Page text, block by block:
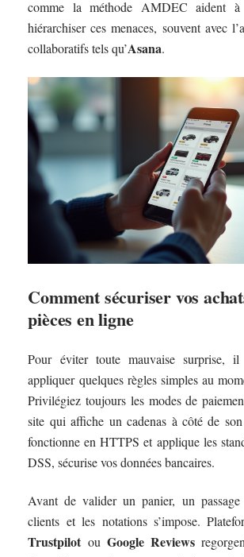
comme la méthode AMDEC aident
hiérarchiser ces menaces, souvent avec
collaboratifs tels qu’Asana.
Comment sécuriser vos
pièces en ligne
Pour éviter toute mauvaise surprise,
appliquer quelques règles simples au
Privilégiez toujours les modes de
site qui affiche un cadenas à côté de
fonctionne en HTTPS et applique les
DSS, sécurise vos données bancaires.
Avant de valider un panier, un
clients et les notations s’impose.
Trustpilot ou Google Reviews